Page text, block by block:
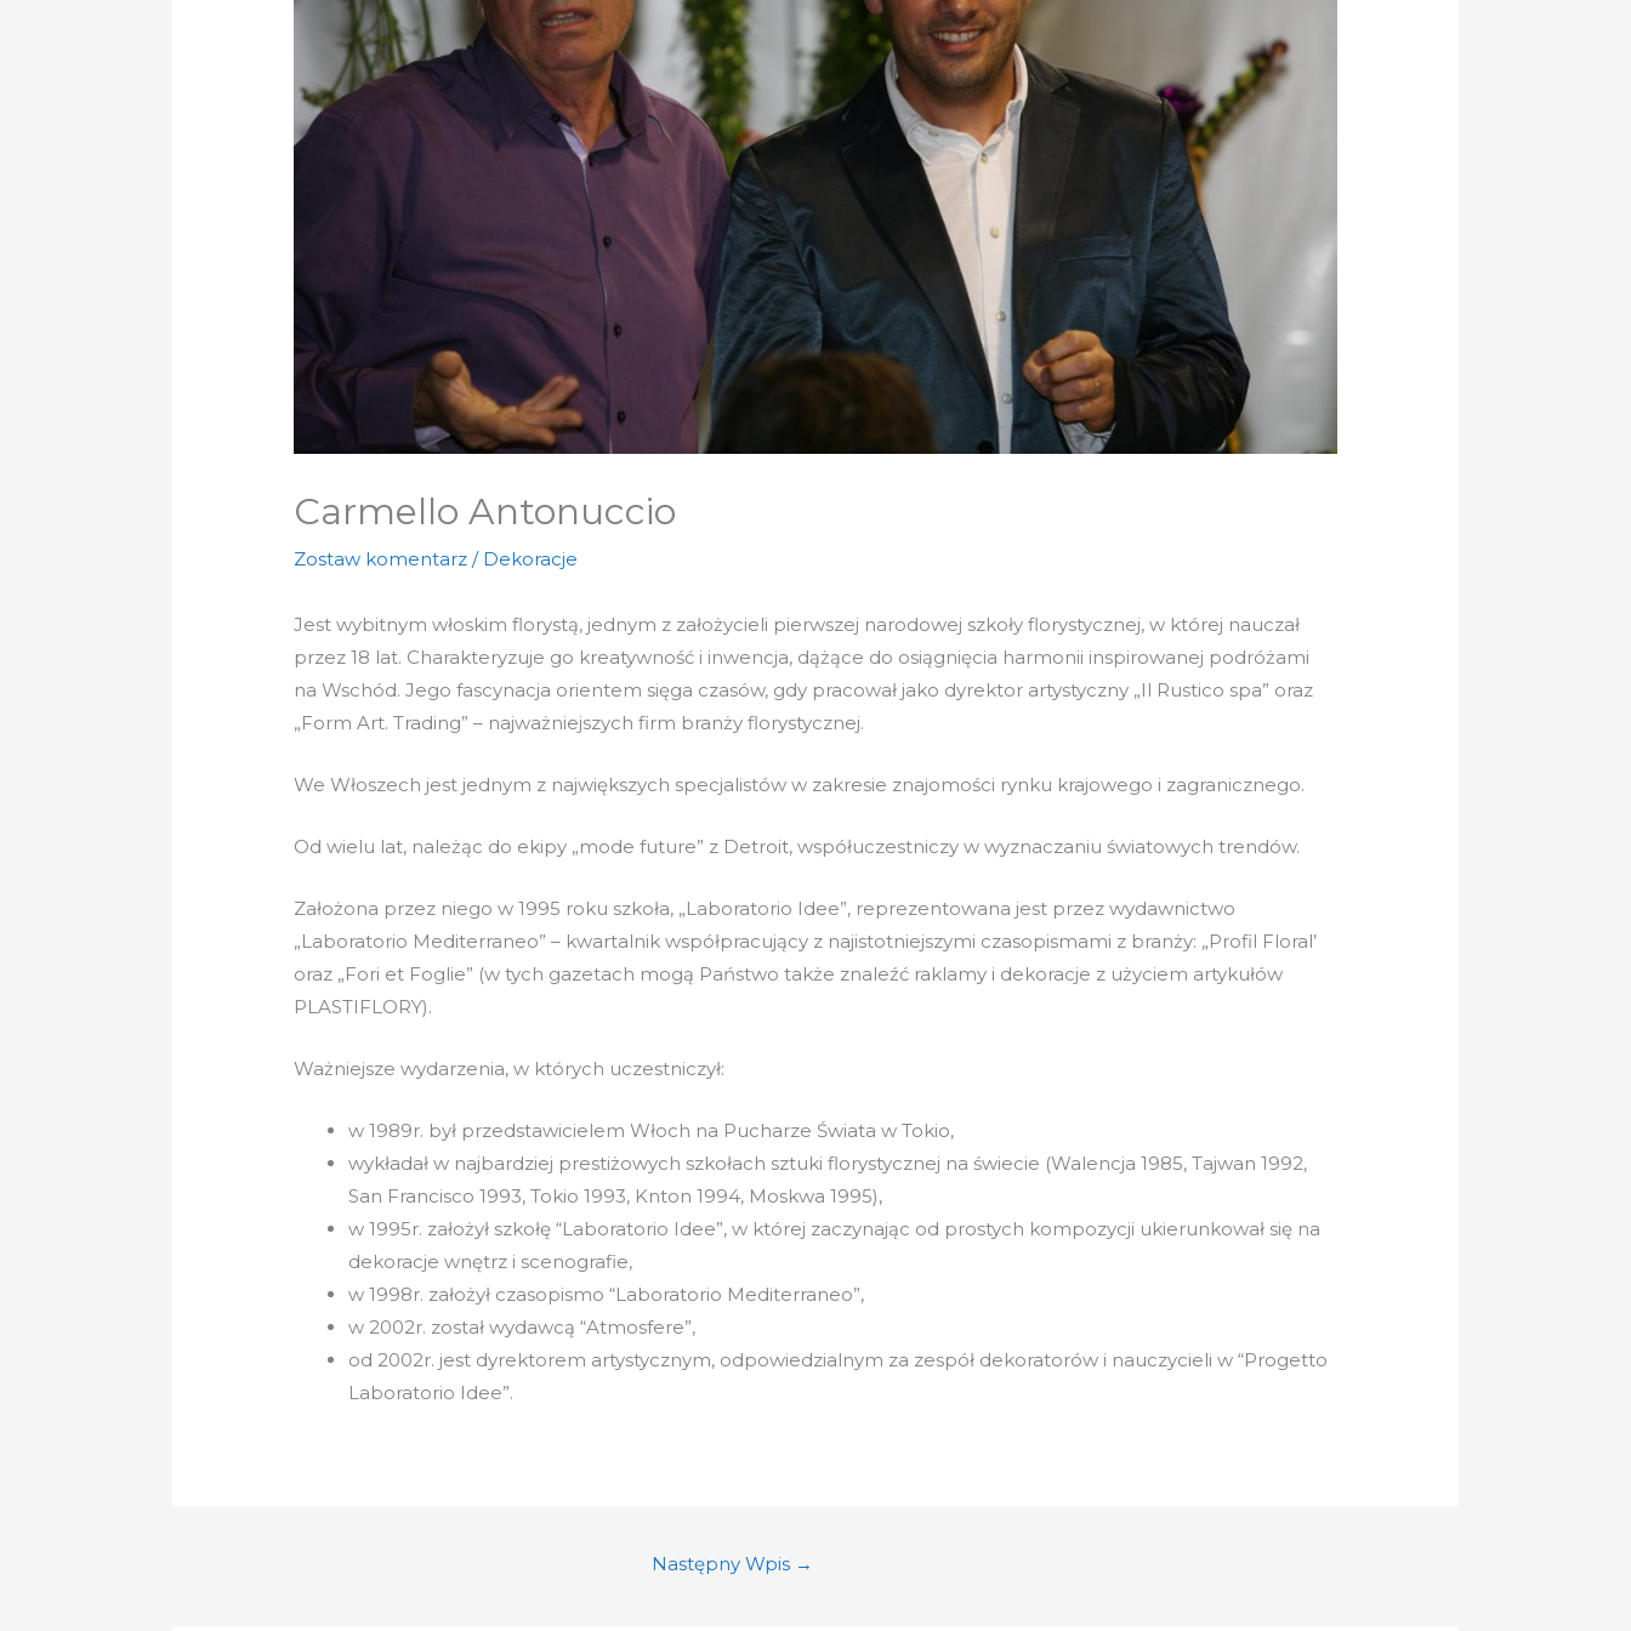
Carmello Antonuccio
Zostaw komentarz / Dekoracje
Jest wybitnym włoskim florystą, jednym z założycieli pierwszej narodowej szkoły florystycznej, w której nauczał
przez 18 lat. Charakteryzuje go kreatywność i inwencja, dążące do osiągnięcia harmonii inspirowanej podróżami
na Wschód. Jego fascynacja orientem sięga czasów, gdy pracował jako dyrektor artystyczny „Il Rustico spa” oraz
„Form Art. Trading” – najważniejszych firm branży florystycznej.
We Włoszech jest jednym z największych specjalistów w zakresie znajomości rynku krajowego i zagranicznego.
Od wielu lat, należąc do ekipy „mode future” z Detroit, współuczestniczy w wyznaczaniu światowych trendów.
Założona przez niego w 1995 roku szkoła, „Laboratorio Idee”, reprezentowana jest przez wydawnictwo
„Laboratorio Mediterraneo” – kwartalnik współpracujący z najistotniejszymi czasopismami z branży: „Profil Floral’
oraz „Fori et Foglie” (w tych gazetach mogą Państwo także znaleźć raklamy i dekoracje z użyciem artykułów
PLASTIFLORY).
Ważniejsze wydarzenia, w których uczestniczył:
w 1989r. był przedstawicielem Włoch na Pucharze Świata w Tokio,
wykładał w najbardziej prestiżowych szkołach sztuki florystycznej na świecie (Walencja 1985, Tajwan 1992,
San Francisco 1993, Tokio 1993, Knton 1994, Moskwa 1995),
w 1995r. założył szkołę “Laboratorio Idee”, w której zaczynając od prostych kompozycji ukierunkował się na
dekoracje wnętrz i scenografie,
w 1998r. założył czasopismo “Laboratorio Mediterraneo”,
w 2002r. został wydawcą “Atmosfere”,
od 2002r. jest dyrektorem artystycznym, odpowiedzialnym za zespół dekoratorów i nauczycieli w “Progetto
Laboratorio Idee”.
Następny Wpis →